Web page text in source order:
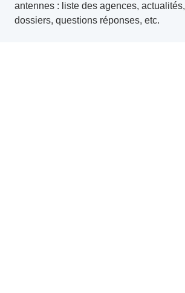
antennes : liste des agences, actualités,
dossiers, questions réponses, etc.